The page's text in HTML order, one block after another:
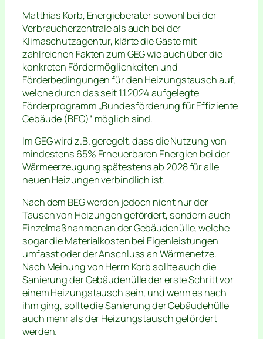
Matthias Korb, Energieberater sowohl bei der
Verbraucherzentrale als auch bei der
Klimaschutzagentur, klärte die Gäste mit
zahlreichen Fakten zum GEG wie auch über die
konkreten Fördermöglichkeiten und
Förderbedingungen für den Heizungstausch auf,
welche durch das seit 1.1.2024 aufgelegte
Förderprogramm „Bundesförderung für Effiziente
Gebäude (BEG)“ möglich sind.
Im GEG wird z.B. geregelt, dass die Nutzung von
mindestens 65% Erneuerbaren Energien bei der
Wärmeerzeugung spätestens ab 2028 für alle
neuen Heizungen verbindlich ist.
Nach dem BEG werden jedoch nicht nur der
Tausch von Heizungen gefördert, sondern auch
Einzelmaßnahmen an der Gebäudehülle, welche
sogar die Materialkosten bei Eigenleistungen
umfasst oder der Anschluss an Wärmenetze.
Nach Meinung von Herrn Korb sollte auch die
Sanierung der Gebäudehülle der erste Schritt vor
einem Heizungstausch sein, und wenn es nach
ihm ging, sollte die Sanierung der Gebäudehülle
auch mehr als der Heizungstausch gefördert
werden.